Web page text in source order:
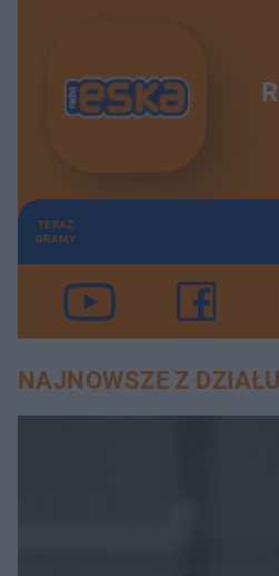
TERAZ
GRAMY
NAJNOWSZE Z